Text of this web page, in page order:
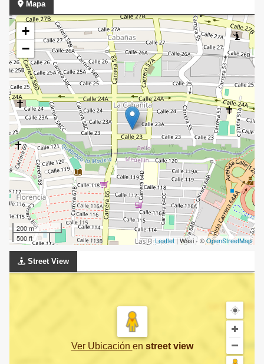
Mapa
+
−
200 m
500 ft
Leaflet | Wasi - ©OpenStreetMap
Street View
Ver Ubicación en street view